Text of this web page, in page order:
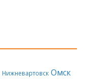
Нижневартовск Омск